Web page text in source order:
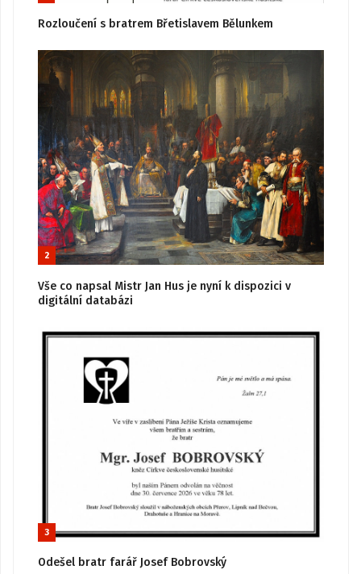
Rozloučení s bratrem Břetislavem Bělunkem
2
Vše co napsal Mistr Jan Hus je nyní k dispozici v
digitální databázi
3
Odešel bratr farář Josef Bobrovský